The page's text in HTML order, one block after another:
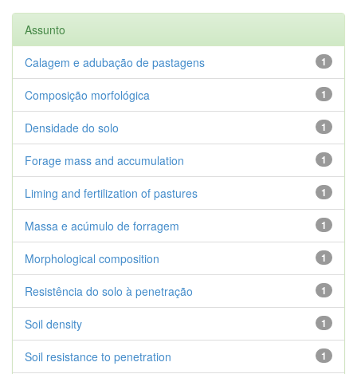
Assunto
1
Calagem e adubação de pastagens
1
Composição morfológica
1
Densidade do solo
1
Forage mass and accumulation
1
Liming and fertilization of pastures
1
Massa e acúmulo de forragem
1
Morphological composition
1
Resistência do solo à penetração
1
Soil density
1
Soil resistance to penetration